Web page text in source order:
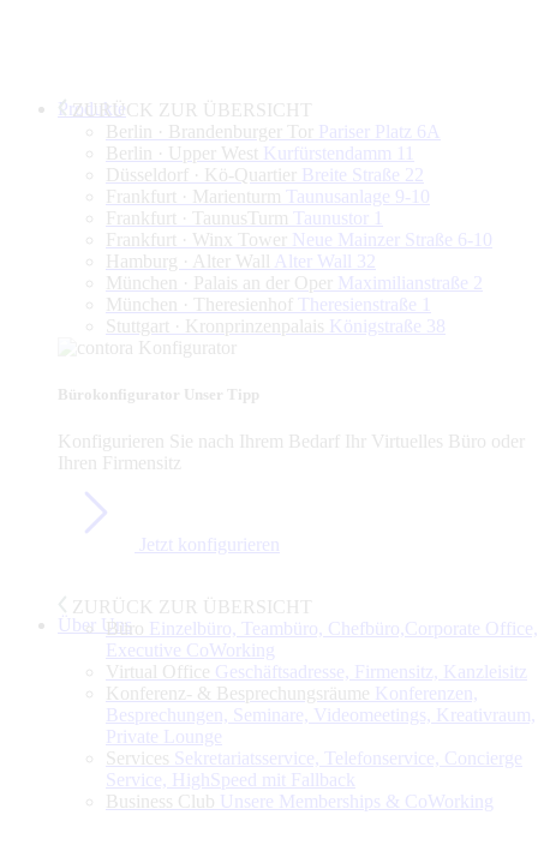
ZURÜCK ZUR ÜBERSICHT
Berlin · Brandenburger Tor
Pariser Platz 6A
Berlin · Upper West Kurfürstendamm 11
Düsseldorf · Kö-Quartier
Breite Straße 22
Frankfurt · Marienturm Taunusanlage 9-10
Frankfurt · TaunusTurm Taunustor 1
Frankfurt · Winx Tower
Neue Mainzer Straße 6-10
Hamburg · Alter Wall
Alter Wall 32
München · Palais an der Oper
Maximilianstraße 2
München · Theresienhof Theresienstraße 1
Stuttgart · Kronprinzenpalais Königstraße 38
Bürokonfigurator Unser Tipp
Konfigurieren Sie nach Ihrem Bedarf Ihr Virtuelles Büro oder
Ihren Firmensitz
Jetzt konfigurieren
Produkte
ZURÜCK ZUR ÜBERSICHT
Büro Einzelbüro, Teambüro, Chefbüro,Corporate Office,
Executive CoWorking
Virtual Office Geschäftsadresse, Firmensitz, Kanzleisitz
Konferenz- & Besprechungsräume Konferenzen,
Besprechungen, Seminare, Videomeetings, Kreativraum,
Private Lounge
Services Sekretariatsservice, Telefonservice, Concierge
Service, HighSpeed mit Fallback
Business Club Unsere Memberships & CoWorking
Über Uns